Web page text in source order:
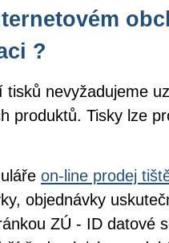
?
tisků nevyžadujeme
produktů. Tisky lze
on-line prodej
objednávky
ZÚ - ID datové